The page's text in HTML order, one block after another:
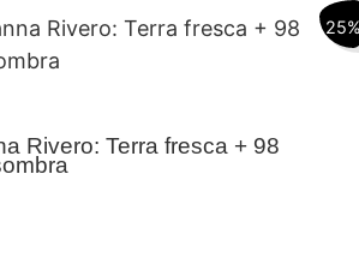
Rivero: Terra fresca + 98